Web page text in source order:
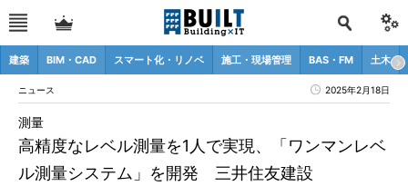
建築 BIM・CAD スマート化・リノベ 施工・現場管理 BAS・FM 土木
ニュース 2025年2月18日
高精度なレベル測量を1人で実現、「ワンマンレベ
ル測量システム」を開発 三井住友建設
測量